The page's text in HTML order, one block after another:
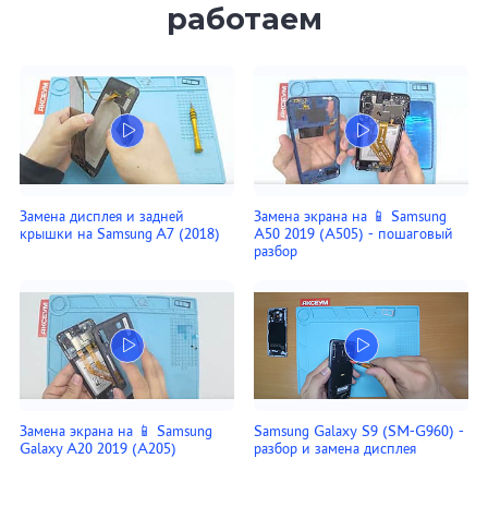
работаем
Замена дисплея и задней
крышки на Samsung A7 (2018)
Замена экрана на 📱 Samsung
A50 2019 (A505) - пошаговый
разбор
Замена экрана на 📱 Samsung
Galaxy A20 2019 (A205)
Samsung Galaxy S9 (SM-G960) -
разбор и замена дисплея